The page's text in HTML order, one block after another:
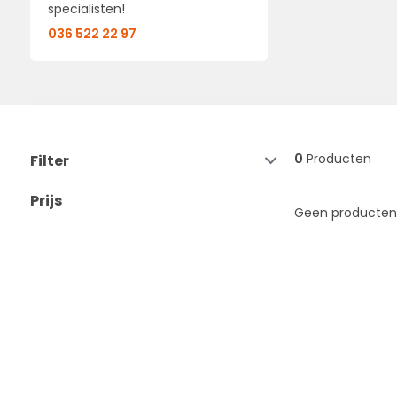
specialisten!
036 522 22 97
Filter
Prijs
0 Producten
Geen